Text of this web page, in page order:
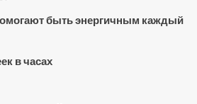
быть энергичным каждый
в часах